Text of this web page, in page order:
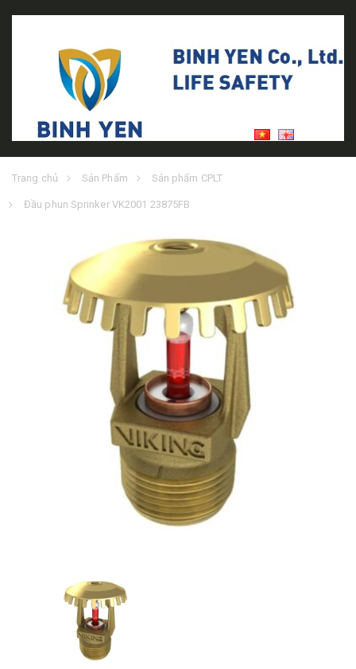
Trang chủ Sản Phẩm Sản phẩm CPLT
Đầu phun Sprinker VK2001 23875FB